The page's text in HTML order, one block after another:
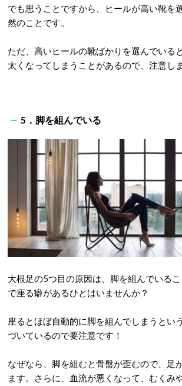
でも思うことですから、ヒールが高い靴を
然のことです。
ただ、高いヒールの靴ばかりを選んでいる
太くなってしまうことがあるので、注意し
5．脚を組んでいる
大根足の5つ目の原因は、脚を組んでいる
で座る癖があるひとはいませんか？
座るとほぼ自動的に脚を組んでしまうとい
づいているので要注意です！
なぜなら、脚を組むと骨盤が歪むので、足
ます。さらに、血流が悪くなって、むくみ